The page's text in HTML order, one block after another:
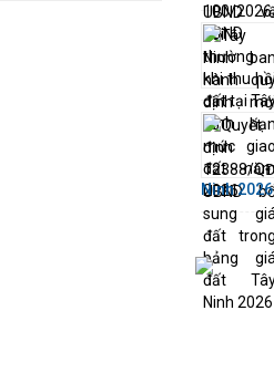
Ninh 2026